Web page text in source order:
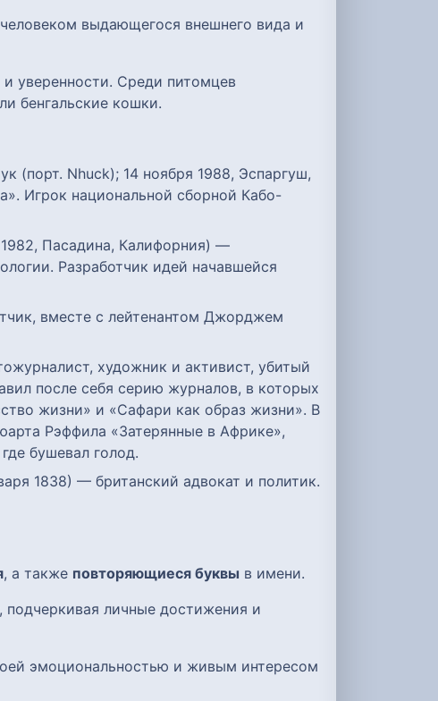
выдающегося внешнего вида и
уверенности. Среди питомцев
бенгальские кошки.
(порт. Nhuck); 14 ноября 1988, Эспаргуш,
Игрок национальной сборной Кабо-
Пасадина, Калифорния) —
Разработчик идей начавшейся
вместе с лейтенантом Джорджем
художник и активист, убитый
после себя серию журналов, в которых
жизни» и «Сафари как образ жизни». В
Рэффила «Затерянные в Африке»,
бушевал голод.
1838) — британский адвокат и политик.
, а также повторяющиеся буквы в имени.
подчеркивая личные достижения и
эмоциональностью и живым интересом